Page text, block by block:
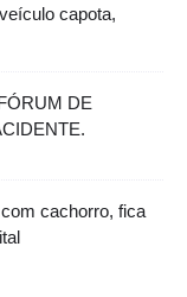
capota,
DE
cachorro, fica